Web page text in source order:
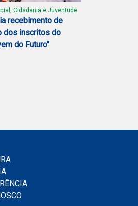
Cidadania e Juventude
recebimento de
dos inscritos do
do Futuro"